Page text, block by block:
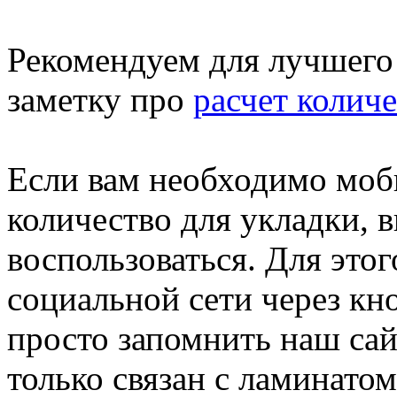
Рекомендуем для
заметку про расчет
Если вам необходимо
количество для укладки,
воспользоваться. Для
социальной сети через
просто запомнить наш
только связан с